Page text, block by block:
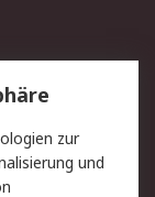
zur
und